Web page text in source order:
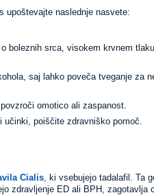
upoštevajte naslednje nasvete:
boleznih srca, visokem krvnem
saj lahko poveča tveganje za
omotico ali zaspanost.
poiščite zdravniško pomoč.
Cialis, ki vsebujejo tadalafil. Ta
zdravljenje ED ali BPH, zagotavlja